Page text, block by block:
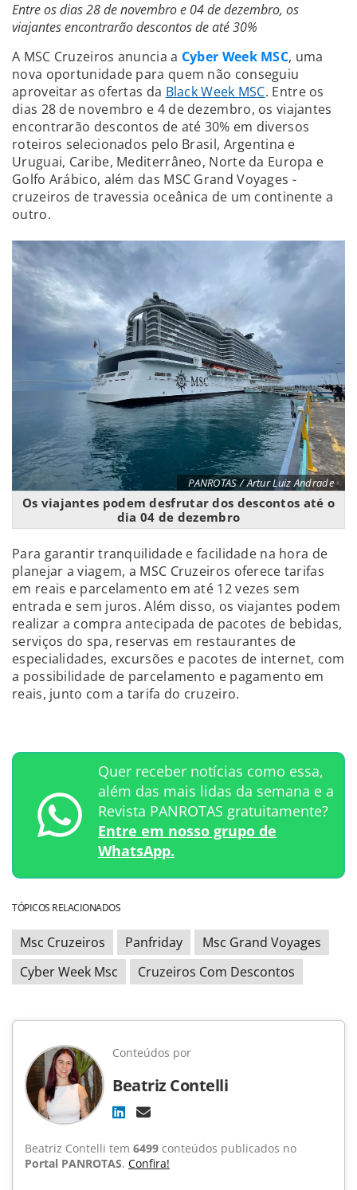
Entre os dias 28 de novembro e 04 de dezembro, os
viajantes encontrarão descontos de até 30%
A MSC Cruzeiros anuncia a Cyber Week MSC, uma
nova oportunidade para quem não conseguiu
aproveitar as ofertas da Black Week MSC. Entre os
dias 28 de novembro e 4 de dezembro, os viajantes
encontrarão descontos de até 30% em diversos
roteiros selecionados pelo Brasil, Argentina e
Uruguai, Caribe, Mediterrâneo, Norte da Europa e
Golfo Arábico, além das MSC Grand Voyages -
cruzeiros de travessia oceânica de um continente a
outro.
PANROTAS / Artur Luiz Andrade
Os viajantes podem desfrutar dos descontos até o
dia 04 de dezembro
Para garantir tranquilidade e facilidade na hora de
planejar a viagem, a MSC Cruzeiros oferece tarifas
em reais e parcelamento em até 12 vezes sem
entrada e sem juros. Além disso, os viajantes podem
realizar a compra antecipada de pacotes de bebidas,
serviços do spa, reservas em restaurantes de
especialidades, excursões e pacotes de internet, com
a possibilidade de parcelamento e pagamento em
reais, junto com a tarifa do cruzeiro.
Quer receber notícias como essa,
além das mais lidas da semana e a
Revista PANROTAS gratuitamente?
Entre em nosso grupo de
WhatsApp.
TÓPICOS RELACIONADOS
Msc Cruzeiros Panfriday
Msc Grand Voyages
Cyber Week Msc
Cruzeiros Com Descontos
Conteúdos por
Beatriz Contelli
Beatriz Contelli tem 6499 conteúdos publicados no
Portal PANROTAS. Confira!